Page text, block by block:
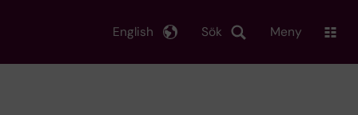
Sök
English Meny